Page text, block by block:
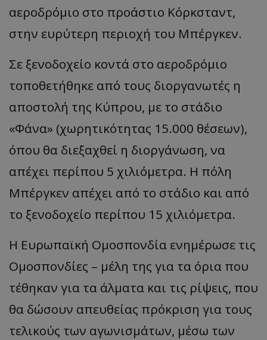
αεροδρόμιο στο προάστιο Κόρκσταντ,
στην ευρύτερη περιοχή του Μπέργκεν.
Σε ξενοδοχείο κοντά στο αεροδρόμιο
τοποθετήθηκε από τους διοργανωτές η
αποστολή της Κύπρου, με το στάδιο
«Φάνα» (χωρητικότητας 15.000 θέσεων),
όπου θα διεξαχθεί η διοργάνωση, να
απέχει περίπου 5 χιλιόμετρα. Η πόλη
Μπέργκεν απέχει από το στάδιο και από
το ξενοδοχείο περίπου 15 χιλιόμετρα.
Η Ευρωπαϊκή Ομοσπονδία ενημέρωσε τις
Ομοσπονδίες – μέλη της για τα όρια που
τέθηκαν για τα άλματα και τις ρίψεις, που
θα δώσουν απευθείας πρόκριση για τους
τελικούς των αγωνισμάτων, μέσω των